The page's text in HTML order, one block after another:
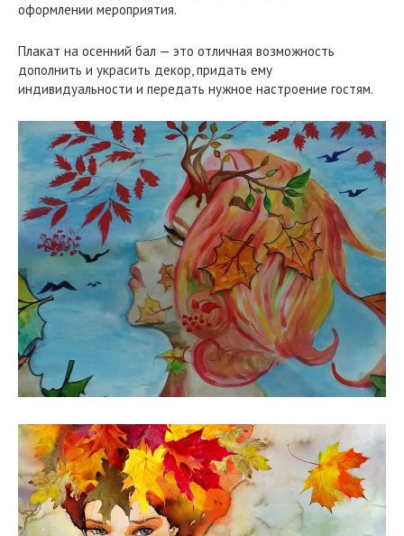
оформлении мероприятия.
Плакат на осенний бал — это отличная возможность
дополнить и украсить декор, придать ему
индивидуальности и передать нужное настроение гостям.